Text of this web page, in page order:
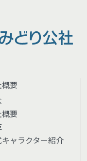
要
要
ャラクター紹介